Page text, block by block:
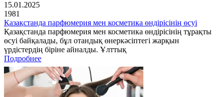
15.01.2025
1981
Қазақстанда парфюмерия мен косметика өндірісінің өсуі
Қазақстанда парфюмерия мен косметика өндірісінің тұрақты
өсуі байқалады, бұл отандық өнеркәсіптегі жарқын
үрдістердің біріне айналды. Ұлттық
Подробнее